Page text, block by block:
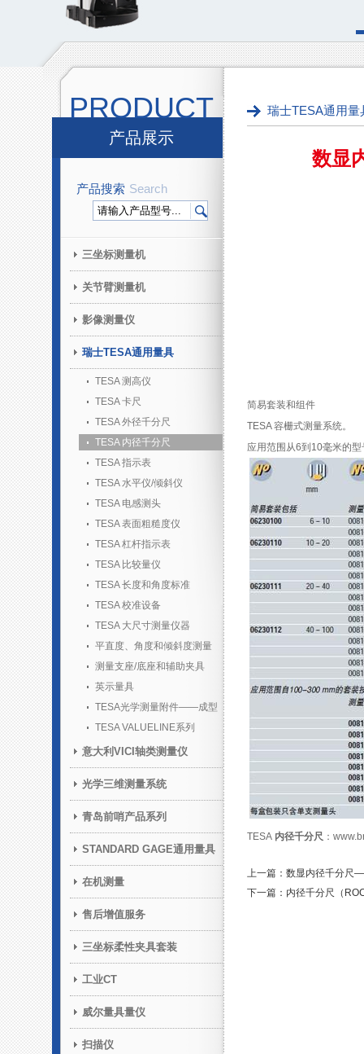
PRODUCT
产品展示
产品搜索 Search
三坐标测量机
关节臂测量机
影像测量仪
瑞士TESA通用量具
TESA 测高仪
TESA 卡尺
TESA 外径千分尺
TESA 内径千分尺
TESA 指示表
TESA 水平仪/倾斜仪
TESA 电感测头
TESA 表面粗糙度仪
TESA 杠杆指示表
TESA 比较量仪
TESA 长度和角度标准
TESA 校准设备
TESA 大尺寸测量仪器
平直度、角度和倾斜度测量
测量支座/底座和辅助夹具
英示量具
TESA光学测量附件——成型
胶套装TESA VALUELINE系列
意大利VICI轴类测量仪
光学三维测量系统
青岛前哨产品系列
STANDARD GAGE通用量具
在机测量
售后增值服务
三坐标柔性夹具套装
工业CT
威尔量具量仪
扫描仪
瑞士TESA通用量
数显
简易套装和组件
TESA 容栅式测量系统。
应用范围从6到10毫米的
TESA 内径千分尺 ：
上一篇：数显内径千分尺
下一篇：内径千分尺（